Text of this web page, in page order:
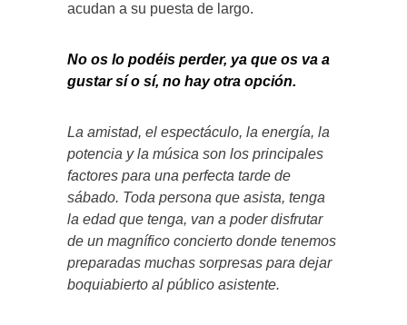
acudan a su puesta de largo.
No os lo podéis perder, ya que os va a
gustar sí o sí, no hay otra opción.
La amistad, el espectáculo, la energía, la
potencia y la música son los principales
factores para una perfecta tarde de
sábado. Toda persona que asista, tenga
la edad que tenga, van a poder disfrutar
de un magnífico concierto donde tenemos
preparadas muchas sorpresas para dejar
boquiabierto al público asistente.